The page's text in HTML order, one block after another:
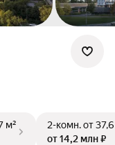
м²
2-комн.от
от 14,2 млн ₽